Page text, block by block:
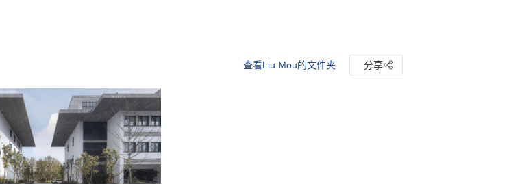
查看Liu Mou的文件夹 分享